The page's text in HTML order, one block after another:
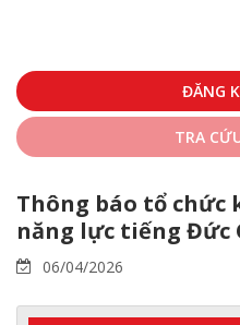
ĐĂNG
TRA
Thông báo tổ chức
năng lực tiếng Đức
06/04/2026